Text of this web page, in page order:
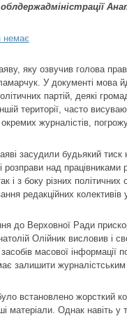
немає
яку озвучив голова
У документі мова
партій, деякі
території, часто
окремих журналістів,
засудили будьякий
над працівниками
з боку різних політичних
редакційних
до Верховної Ради
Олійник висловив і
масової інформації
залишити
встановлено жорсткий
матеріали. Однак навіть